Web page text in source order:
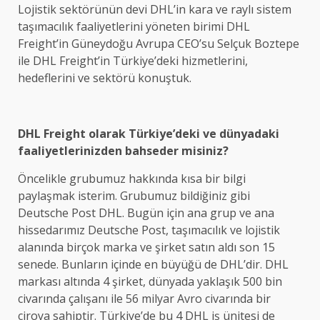
Lojistik sektörünün devi DHL’in kara ve raylı sistem
taşımacılık faaliyetlerini yöneten birimi DHL
Freight’in Güneydoğu Avrupa CEO’su Selçuk Boztepe
ile DHL Freight’in Türkiye’deki hizmetlerini,
hedeflerini ve sektörü konuştuk.
DHL Freight olarak Türkiye’deki ve dünyadaki
faaliyetlerinizden bahseder misiniz?
Öncelikle grubumuz hakkında kısa bir bilgi
paylaşmak isterim. Grubumuz bildiğiniz gibi
Deutsche Post DHL. Bugün için ana grup ve ana
hissedarımız Deutsche Post, taşımacılık ve lojistik
alanında birçok marka ve şirket satın aldı son 15
senede. Bunların içinde en büyüğü de DHL’dir. DHL
markası altında 4 şirket, dünyada yaklaşık 500 bin
civarında çalışanı ile 56 milyar Avro civarında bir
ciroya sahiptir. Türkiye’de bu 4 DHL iş ünitesi de